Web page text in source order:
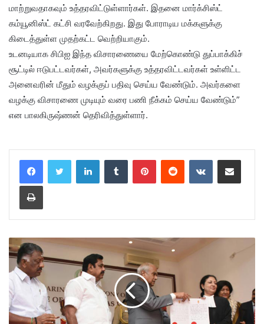
மாற்றுவதாகவும் உத்தரவிட்டுள்ளார்கள். இதனை மார்க்சிஸ்ட்
கம்யூனிஸ்ட் கட்சி வரவேற்கிறது. இது போராடிய மக்களுக்கு
கிடைத்துள்ள முதற்கட்ட வெற்றியாகும்.
உடனடியாக சிபிஐ இந்த விசாரணையை மேற்கொண்டு துப்பாக்கிச்
சூட்டில் ஈடுபட்டவர்கள், அவர்களுக்கு உத்தரவிட்டவர்கள் உள்ளிட்ட
அனைவரின் மீதும் வழக்குப் பதிவு செய்ய வேண்டும். அவர்களை
வழக்கு விசாரணை முடியும் வரை பணி நீக்கம் செய்ய வேண்டும்”
என பாலகிருஷ்ணன் தெரிவித்துள்ளார்.
LinkedInTumblr PinterestReddit VKontakteShare via Email
Print